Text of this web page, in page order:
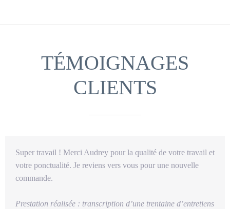
TÉMOIGNAGES
CLIENTS
Super travail ! Merci Audrey pour la qualité de votre travail et
votre ponctualité. Je reviens vers vous pour une nouvelle
commande.
Prestation réalisée : transcription d’une trentaine d’entretiens